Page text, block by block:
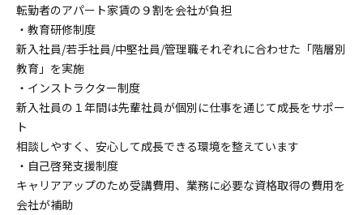
転勤者のアパート家賃の９割を会社が負担
・教育研修制度
新入社員/若手社員/中堅社員/管理職それぞれに合わせた「階層別
教育」を実施
・インストラクター制度
新入社員の１年間は先輩社員が個別に仕事を通じて成長をサポー
ト
相談しやすく、安心して成長できる環境を整えています
・自己啓発支援制度
キャリアアップのため受講費用、業務に必要な資格取得の費用を
会社が補助